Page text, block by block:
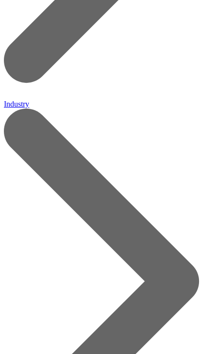
Industry